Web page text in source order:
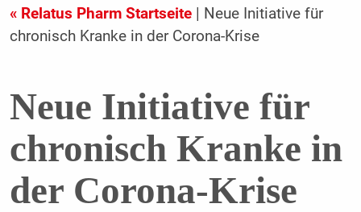
« Relatus Pharm Startseite| Neue Initiative für
chronisch Kranke in der Corona-Krise
Neue Initiative für
chronisch Kranke in
der Corona-Krise